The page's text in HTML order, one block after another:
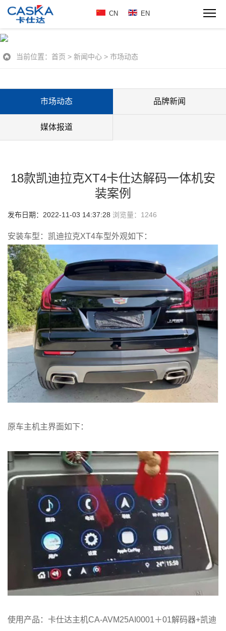
CN EN
当前位置： 首页 > 新闻中心 > 市场动态
市场动态 品牌新闻
媒体报道
18款凯迪拉克XT4卡仕达解码一体机安
装案例
发布日期：2022-11-03 14:37:28 浏览量： 1246
安装车型：凯迪拉克XT4车型外观如下：
原车主机主界面如下：
使用产品：卡仕达主机CA-AVM25AI0001＋01解码器+凯迪